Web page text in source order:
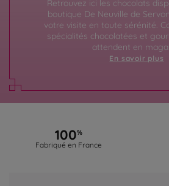
boutique De Neuville de
votre visite en toute sérénité.
spécialités chocolatées et
attendent en
En savoir plus
100%
Fabriqué en France